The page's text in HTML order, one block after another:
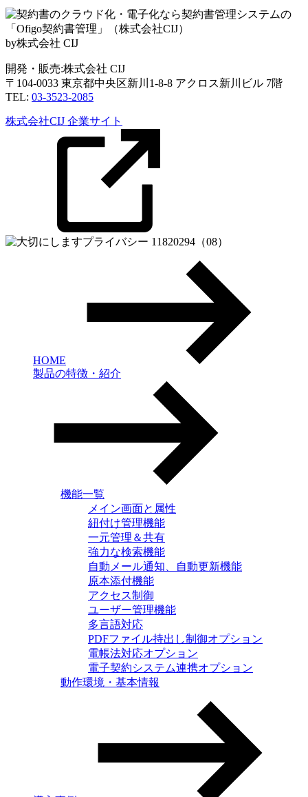
by株式会社 CIJ
開発・販売:株式会社 CIJ
〒104-0033 東京都中央区新川1-8-8 アクロス新川ビル 7階
TEL: 03-3523-2085
株式会社CIJ 企業サイト
HOME
製品の特徴・紹介
機能一覧
メイン画面と属性
紐付け管理機能
一元管理＆共有
強力な検索機能
自動メール通知、自動更新機能
原本添付機能
アクセス制御
ユーザー管理機能
多言語対応
PDFファイル持出し制御オプション
電帳法対応オプション
電子契約システム連携オプション
動作環境・基本情報